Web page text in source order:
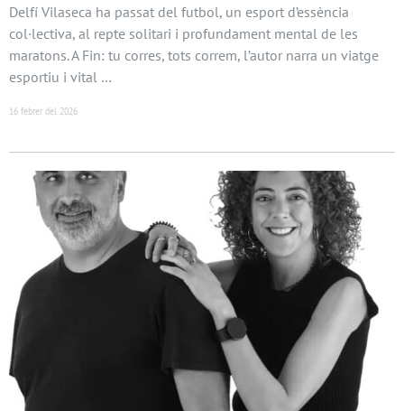
Delfí Vilaseca ha passat del futbol, un esport d’essència
col·lectiva, al repte solitari i profundament mental de les
maratons. A Fin: tu corres, tots correm, l’autor narra un viatge
esportiu i vital …
16 febrer del 2026